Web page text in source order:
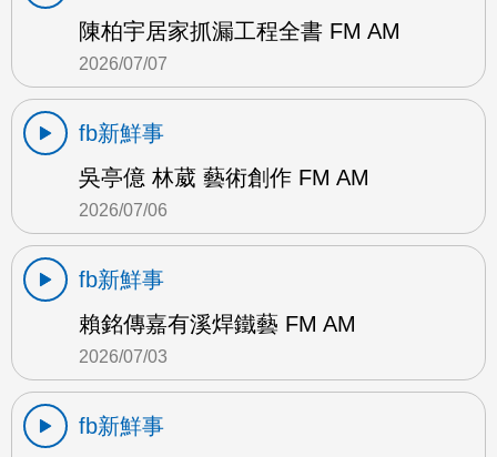
陳柏宇居家抓漏工程全書 FM AM
2026/07/07
fb新鮮事
吳亭億 林葳 藝術創作 FM AM
2026/07/06
fb新鮮事
賴銘傳嘉有溪焊鐵藝 FM AM
2026/07/03
fb新鮮事